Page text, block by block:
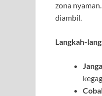
zona
diambil.
Langkah-